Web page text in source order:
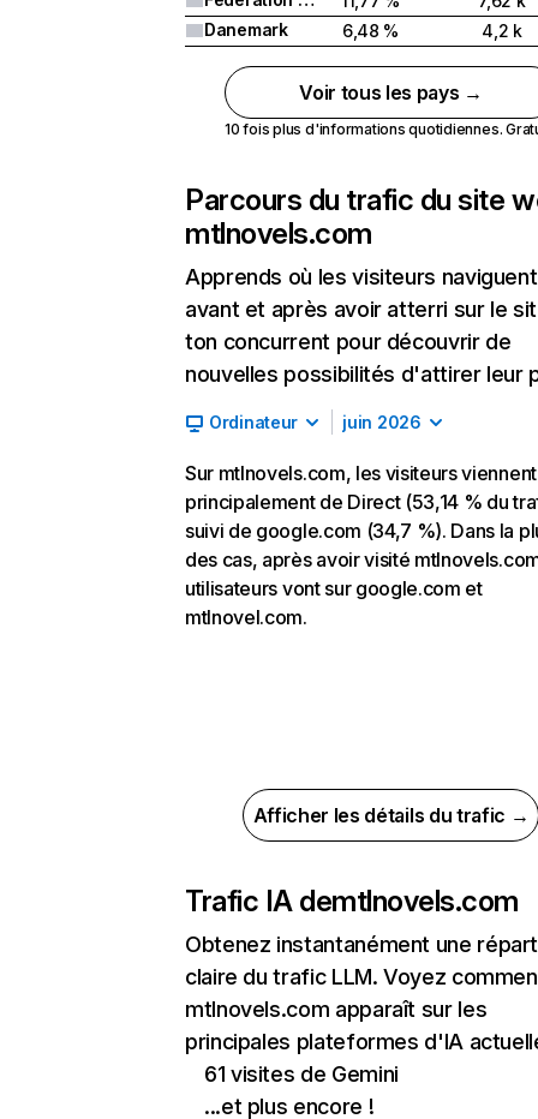
Danemark
6,48 % 4,2 k
Voir tous les pays →
10 fois plus d'informations quotidiennes.
Parcours du trafic du site
mtlnovels.com
Apprends où les visiteurs naviguent
avant et après avoir atterri sur le
ton concurrent pour découvrir de
nouvelles possibilités d'attirer leur
Ordinateur juin 2026
Sur mtlnovels.com, les visiteurs viennent
principalement de Direct (53,14 % du
suivi de google.com (34,7 %). Dans la
des cas, après avoir visité
utilisateurs vont sur google.com et
mtlnovel.com.
Afficher les détails du trafic →
Trafic IA demtlnovels.com
Obtenez instantanément une
claire du trafic LLM. Voyez
mtlnovels.com apparaît sur les
principales plateformes d'IA
61 visites de Gemini
...et plus encore !